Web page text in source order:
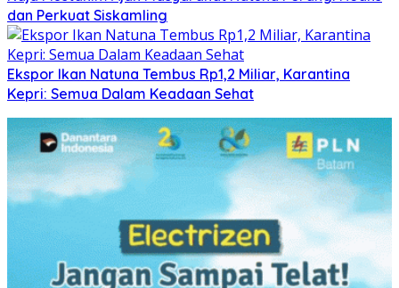
dan Perkuat Siskamling
Ekspor Ikan Natuna Tembus Rp1,2 Miliar, Karantina
Kepri: Semua Dalam Keadaan Sehat